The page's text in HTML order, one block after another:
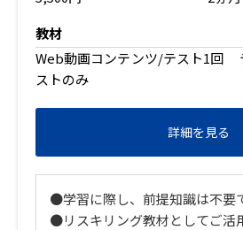
教材
Web動画コンテンツ/テスト1回
ストのみ
詳細を見る
●学習に際し、前提知識は不要
●リスキリング教材としてご活